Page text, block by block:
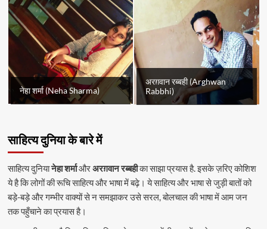
नेहा शर्मा (Neha Sharma)
अरग़वान रब्बही (Arghwan
Rabbhi)
साहित्य दुनिया के बारे में
साहित्य दुनियानेहा शर्माऔरअरग़वान रब्बहीका साझा प्रयास है. इसके ज़रिए कोशिश
ये है कि लोगों की रूचि साहित्य और भाषा में बढ़े। ये साहित्य और भाषा से जुड़ी बातों को
बड़े-बड़े और गम्भीर वाक्यों से न समझाकर उसे सरल, बोलचाल की भाषा में आम जन
तक पहुँचाने का प्रयास है।